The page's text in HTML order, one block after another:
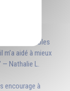
invisibles
aidé à mieux
— Nathalie L.
encourage à